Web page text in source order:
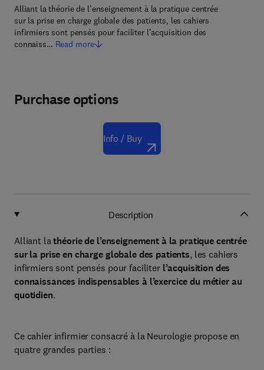
Alliant la théorie de l’enseignement à la pratique centrée
sur la prise en charge globale des patients, les cahiers
infirmiers sont pensés pour faciliter l’acquisition des
connaiss… Read more
Purchase options
Info / Buy
Description
Alliant lathéorie de l’enseignement à la pratique centrée
sur la prise en charge globale des patients, les cahiers
infirmiers sont pensés pour faciliter l’acquisition des
connaissances indispensables à l’exercice du métier au
quotidien.
Ce cahier infirmier consacré à la Neurologie propose en
quatre grandes parties :